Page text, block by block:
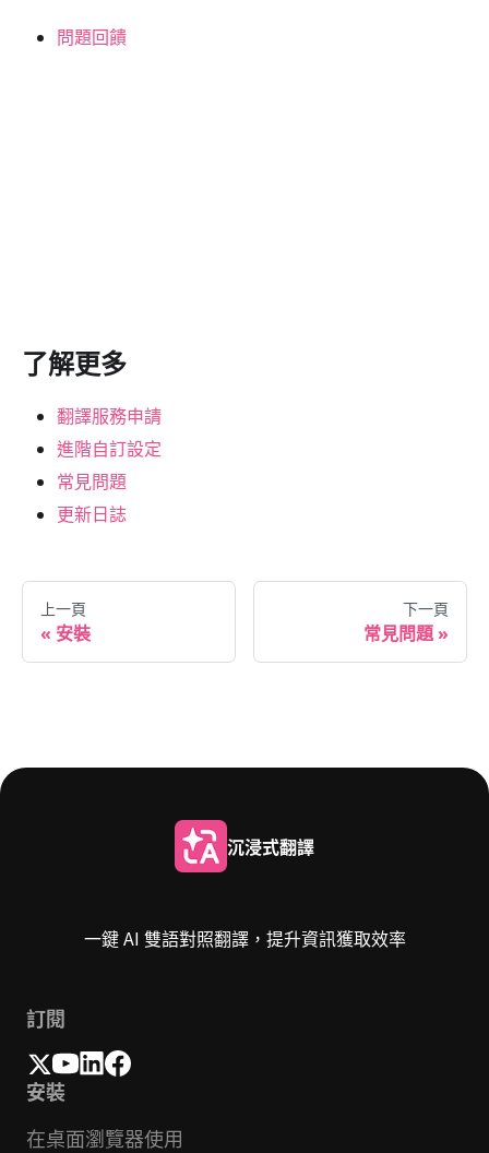
問題回饋
了解更多
翻譯服務申請
進階自訂設定
常見問題
更新日誌
上一頁
安裝
下一頁
常見問題
沉浸式翻譯
一鍵 AI 雙語對照翻譯，提升資訊獲取效率
訂閱
安裝
在桌面瀏覽器使用